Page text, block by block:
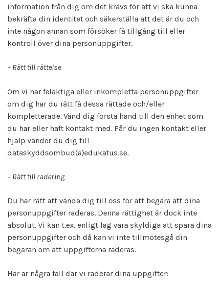
information från dig om det krävs för att vi ska kunna
bekräfta din identitet och säkerställa att det är du och
inte någon annan som försöker få tillgång till eller
kontroll över dina personuppgifter.
– Rätt till rättelse
Om vi har felaktiga eller inkompletta personuppgifter
om dig har du rätt få dessa rättade och/eller
kompletterade. Vänd dig första hand till den enhet som
du har eller haft kontakt med. Får du ingen kontakt eller
hjälp vänder du dig till
dataskyddsombud(a)edukatus.se.
– Rätt till radering
Du har rätt att vända dig till oss för att begära att dina
personuppgifter raderas. Denna rättighet är dock inte
absolut. Vi kan t.ex. enligt lag vara skyldiga att spara dina
personuppgifter och då kan vi inte tillmötesgå din
begäran om att uppgifterna raderas.
Här är några fall där vi raderar dina uppgifter: